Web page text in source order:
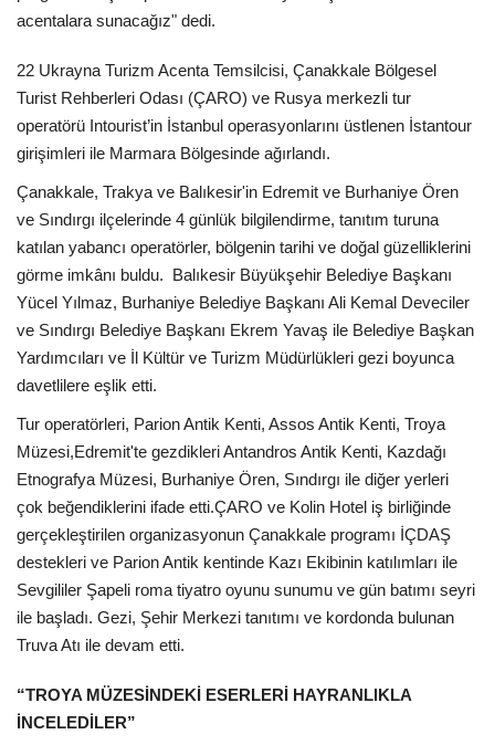
acentalara sunacağız" dedi.
22 Ukrayna Turizm Acenta Temsilcisi, Çanakkale Bölgesel
Turist Rehberleri Odası (ÇARO) ve Rusya merkezli tur
operatörü Intourist’in İstanbul operasyonlarını üstlenen İstantour
girişimleri ile Marmara Bölgesinde ağırlandı.
Çanakkale, Trakya ve Balıkesir'in Edremit ve Burhaniye Ören
ve Sındırgı ilçelerinde 4 günlük bilgilendirme, tanıtım turuna
katılan yabancı operatörler, bölgenin tarihi ve doğal güzelliklerini
görme imkânı buldu. Balıkesir Büyükşehir Belediye Başkanı
Yücel Yılmaz, Burhaniye Belediye Başkanı Ali Kemal Deveciler
ve Sındırgı Belediye Başkanı Ekrem Yavaş ile Belediye Başkan
Yardımcıları ve İl Kültür ve Turizm Müdürlükleri gezi boyunca
davetlilere eşlik etti.
Tur operatörleri, Parion Antik Kenti, Assos Antik Kenti, Troya
Müzesi,Edremit'te gezdikleri Antandros Antik Kenti, Kazdağı
Etnografya Müzesi, Burhaniye Ören, Sındırgı ile diğer yerleri
çok beğendiklerini ifade etti.ÇARO ve Kolin Hotel iş birliğinde
gerçekleştirilen organizasyonun Çanakkale programı İÇDAŞ
destekleri ve Parion Antik kentinde Kazı Ekibinin katılımları ile
Sevgililer Şapeli roma tiyatro oyunu sunumu ve gün batımı seyri
ile başladı. Gezi, Şehir Merkezi tanıtımı ve kordonda bulunan
Truva Atı ile devam etti.
“TROYA MÜZESİNDEKİ ESERLERİ HAYRANLIKLA
İNCELEDİLER”